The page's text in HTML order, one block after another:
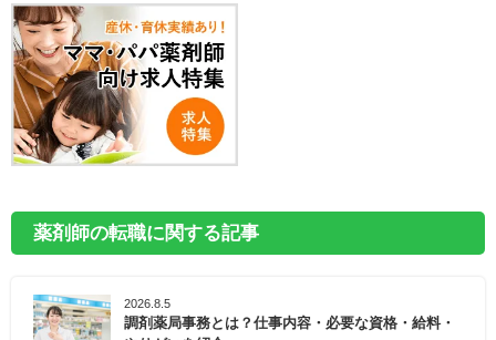
薬剤師の転職に関する記事
2026.8.5
調剤薬局事務とは？仕事内容・必要な資格・給料・